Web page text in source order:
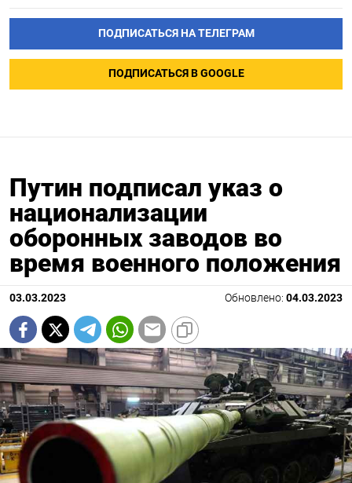
ПОДПИСАТЬСЯ НА ТЕЛЕГРАМ
ПОДПИСАТЬСЯ В GOOGLE
Путин подписал указ о
национализации
оборонных заводов во
время военного положения
03.03.2023 Обновлено: 04.03.2023